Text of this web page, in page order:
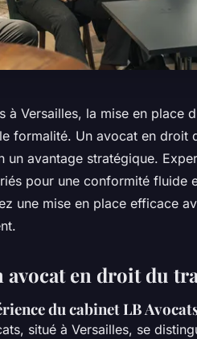
à Versailles, la mise en place
formalité. Un avocat en droit
un avantage stratégique.
pour une conformité fluide
une mise en place efficace
avocat en droit du
du cabinet LB
situé à Versailles, se